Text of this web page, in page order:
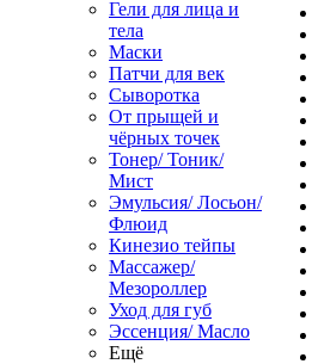
Гели для лица и
тела
Маски
Патчи для век
Сыворотка
От прыщей и
чёрных точек
Тонер/ Тоник/
Мист
Эмульсия/ Лосьон/
Флюид
Кинезио тейпы
Массажер/
Мезороллер
Уход для губ
Эссенция/ Масло
Ещё